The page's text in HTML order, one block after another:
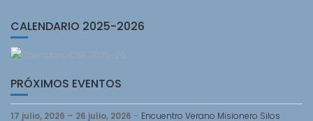
CALENDARIO 2025-2026
PRÓXIMOS EVENTOS
17 julio, 2026 – 26 julio, 2026 – Encuentro Verano Misionero Silos